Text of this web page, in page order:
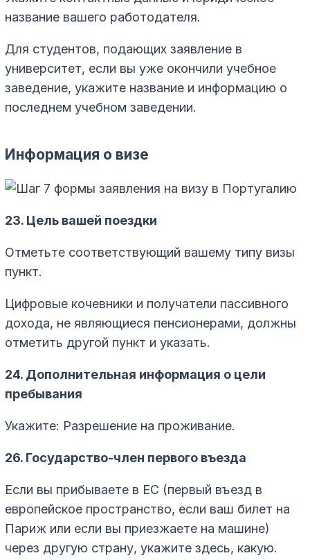
название вашего работодателя.
Для студентов, подающих заявление в
университет, если вы уже окончили учебное
заведение, укажите название и информацию о
последнем учебном заведении.
Информация о визе
23. Цель вашей поездки
Отметьте соответствующий вашему типу визы
пункт.
Цифровые кочевники и получатели пассивного
дохода, не являющиеся пенсионерами, должны
отметить другой пункт и указать.
24. Дополнительная информация о цели
пребывания
Укажите: Разрешение на проживание.
26. Государство-член первого въезда
Если вы прибываете в ЕС (первый въезд в
европейское пространство, если ваш билет на
Париж или если вы приезжаете на машине)
через другую страну, укажите здесь, какую.